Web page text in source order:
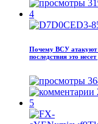
4
Почему ВСУ атакуют
последствия это
5